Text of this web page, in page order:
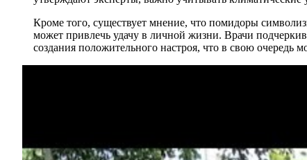
Кроме того, существует мнение, что помидоры
может привлечь удачу в личной жизни. Врачи
создания положительного настроя, что в свою очередь